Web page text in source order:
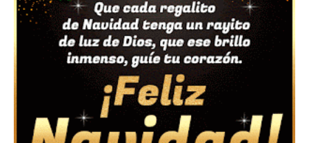
Feliz Navidad y próspero Año Nuevo Nicandro